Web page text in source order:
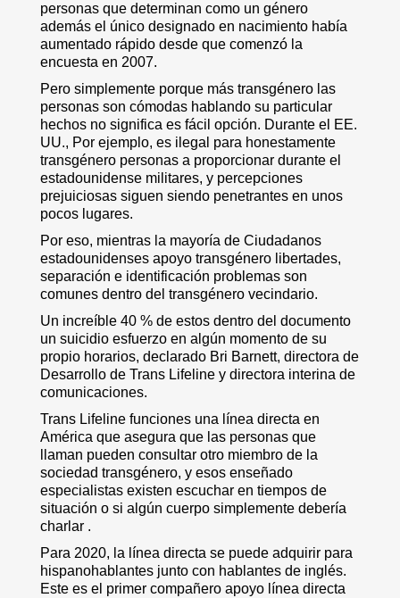
personas que determinan como un género
además el único designado en nacimiento había
aumentado rápido desde que comenzó la
encuesta en 2007.
Pero simplemente porque más transgénero las
personas son cómodas hablando su particular
hechos no significa es fácil opción. Durante el EE.
UU., Por ejemplo, es ilegal para honestamente
transgénero personas a proporcionar durante el
estadounidense militares, y percepciones
prejuiciosas siguen siendo penetrantes en unos
pocos lugares.
Por eso, mientras la mayoría de Ciudadanos
estadounidenses apoyo transgénero libertades,
separación e identificación problemas son
comunes dentro del transgénero vecindario.
Un increíble 40 % de estos dentro del documento
un suicidio esfuerzo en algún momento de su
propio horarios, declarado Bri Barnett, directora de
Desarrollo de Trans Lifeline y directora interina de
comunicaciones.
Trans Lifeline funciones una línea directa en
América que asegura que las personas que
llaman pueden consultar otro miembro de la
sociedad transgénero, y esos enseñado
especialistas existen escuchar en tiempos de
situación o si algún cuerpo simplemente debería
charlar .
Para 2020, la línea directa se puede adquirir para
hispanohablantes junto con hablantes de inglés.
Este es el primer compañero apoyo línea directa